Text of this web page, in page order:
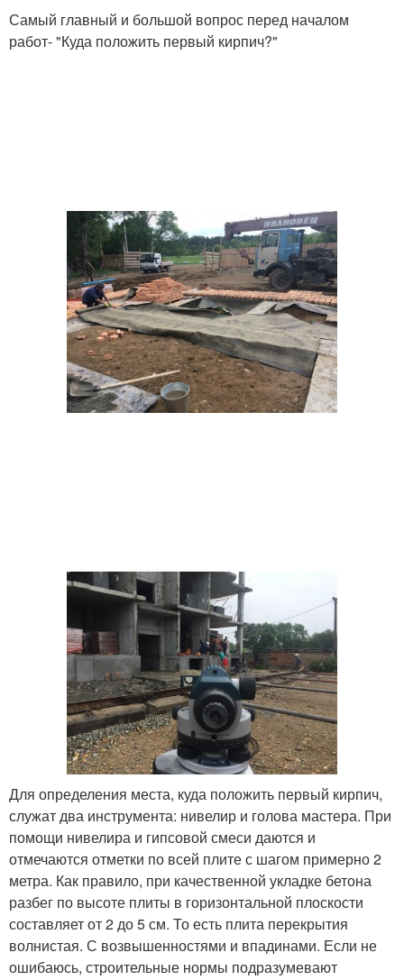
Самый главный и большой вопрос перед началом
работ- "Куда положить первый кирпич?"
Для определения места, куда положить первый кирпич,
служат два инструмента: нивелир и голова мастера. При
помощи нивелира и гипсовой смеси даются и
отмечаются отметки по всей плите с шагом примерно 2
метра. Как правило, при качественной укладке бетона
разбег по высоте плиты в горизонтальной плоскости
составляет от 2 до 5 см. То есть плита перекрытия
волнистая. С возвышенностями и впадинами. Если не
ошибаюсь, строительные нормы подразумевают